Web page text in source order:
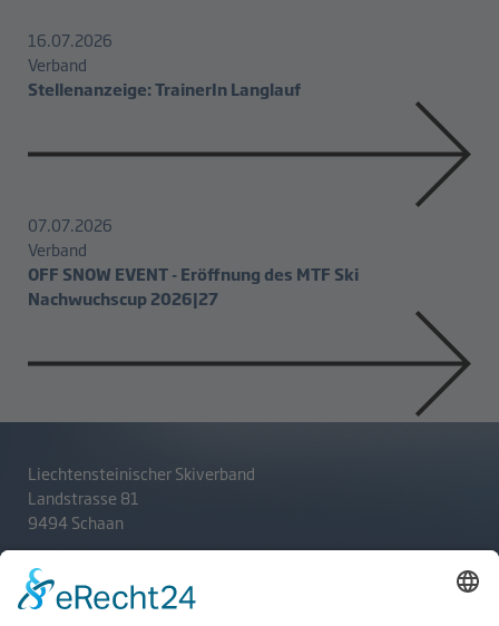
16.07.2026
Verband
Stellenanzeige: TrainerIn Langlauf
07.07.2026
Verband
OFF SNOW EVENT - Eröffnung des MTF Ski
Nachwuchscup 2026|27
Liechtensteinischer Skiverband
Landstrasse 81
9494 Schaan
T+423 233 36 30
admin@lsv.li